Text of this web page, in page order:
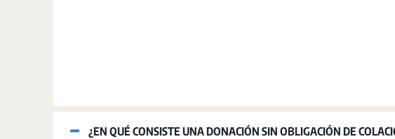
¿EN QUÉ CONSISTE UNA DONACIÓN SIN OBLIGACIÓN DE